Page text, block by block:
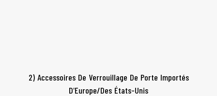
2) Accessoires De Verrouillage De Porte Importés
D'Europe/des États-Unis